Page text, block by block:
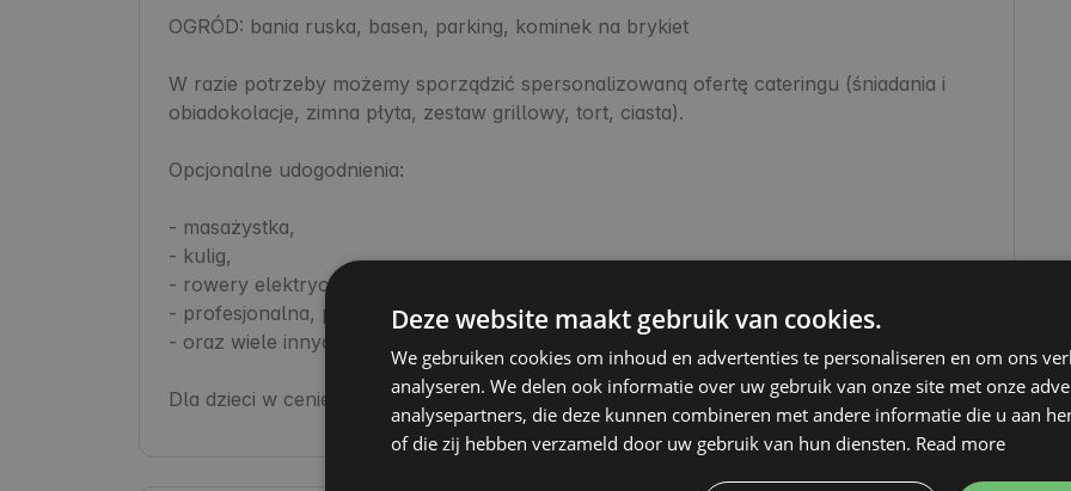
OGRÓD: bania ruska, basen, parking, kominek na brykiet
W razie potrzeby możemy sporządzić spersonalizowaną ofertę cateringu (śniadania i
obiadokolacje, zimna płyta, zestaw grillowy, tort, ciasta).
Opcjonalne udogodnienia:
- masażystka,
- kulig,
- rowery elektryczne,
- profesjonalna, plenerowa sesja zdjęciowa,
- oraz wiele innych,
Dla dzieci w cenie pobytu - nielimitowana zabawa w Fantazja - Park Rozrywki!
Deze website maakt gebruik van cookies.
We gebruiken cookies om inhoud en advertenties te personaliseren en om ons
analyseren. We delen ook informatie over uw gebruik van onze site met onze
analysepartners, die deze kunnen combineren met andere informatie die u aan
of die zij hebben verzameld door uw gebruik van hun diensten. Read more